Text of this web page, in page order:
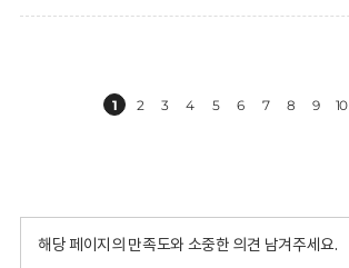
1 2 3 4 5 6 7 8 9 10
해당 페이지의 만족도와 소중한 의견 남겨주세요.